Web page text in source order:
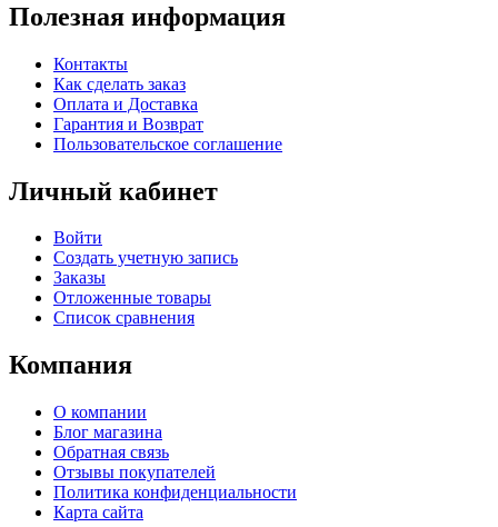
Полезная информация
Контакты
Как сделать заказ
Оплата и Доставка
Гарантия и Возврат
Пользовательское соглашение
Личный кабинет
Войти
Создать учетную запись
Заказы
Отложенные товары
Список сравнения
Компания
О компании
Блог магазина
Обратная связь
Отзывы покупателей
Политика конфиденциальности
Карта сайта